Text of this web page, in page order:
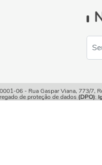
06 - Rua Gaspar Viana, 773/7,
de proteção de dados (DPO):